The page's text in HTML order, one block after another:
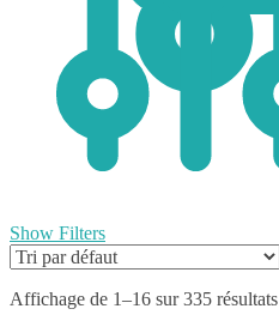
Show Filters
Affichage de 1–16 sur 335 résultats